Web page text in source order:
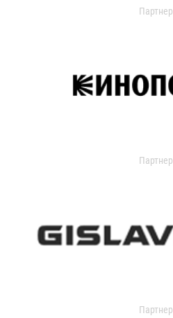
Партнер
Партнер
Партнер